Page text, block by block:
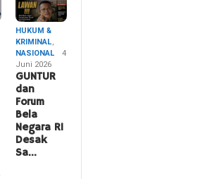
HUKUM &
KRIMINAL,
NASIONAL
4
Juni 2026
GUNTUR
dan
Forum
Bela
Negara RI
Desak
Sa…